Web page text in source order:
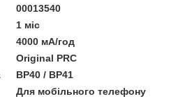
00013540
1 міс
4000 мА/год
Original PRC
BP40 / BP41
Для мобільного телефону